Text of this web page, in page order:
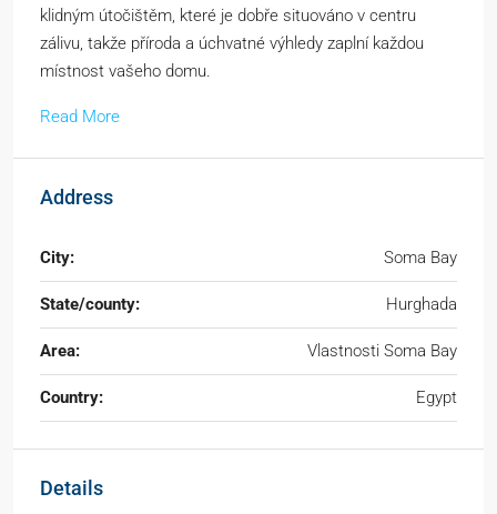
klidným útočištěm, které je dobře situováno v centru
zálivu, takže příroda a úchvatné výhledy zaplní každou
místnost vašeho domu.
Read More
Address
City: Soma Bay
State/county: Hurghada
Area: Vlastnosti Soma Bay
Country: Egypt
Details